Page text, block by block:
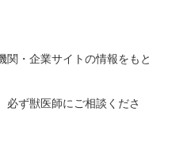
・企業サイトの情報をもと
必ず獣医師にご相談くださ